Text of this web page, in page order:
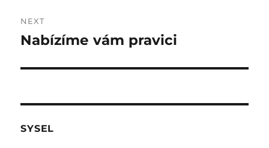
NEXT
Next
Nabízíme vám pravici
SYSEL